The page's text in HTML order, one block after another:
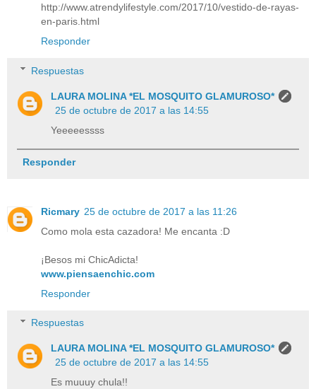
http://www.atrendylifestyle.com/2017/10/vestido-de-rayas-
en-paris.html
Responder
Respuestas
LAURA MOLINA *EL MOSQUITO GLAMUROSO*
25 de octubre de 2017 a las 14:55
Yeeeeessss
Responder
Ricmary 25 de octubre de 2017 a las 11:26
Como mola esta cazadora! Me encanta :D
¡Besos mi ChicAdicta!
www.piensaenchic.com
Responder
Respuestas
LAURA MOLINA *EL MOSQUITO GLAMUROSO*
25 de octubre de 2017 a las 14:55
Es muuuy chula!!